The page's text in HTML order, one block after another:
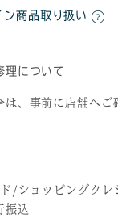
商品取り扱い
理について
、事前に店舗へご
/ショッピングク
振込